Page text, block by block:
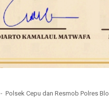
Polsek Cepu dan Resmob Polres